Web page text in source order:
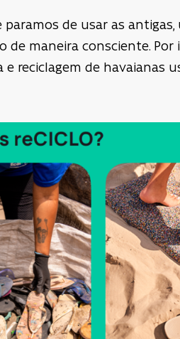
de usar as antigas,
maneira consciente. Por
e reciclagem de havaianas